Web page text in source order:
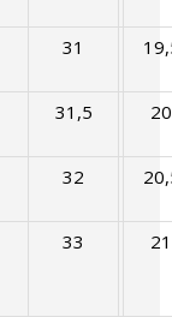
31
31,5 20
32
33 21